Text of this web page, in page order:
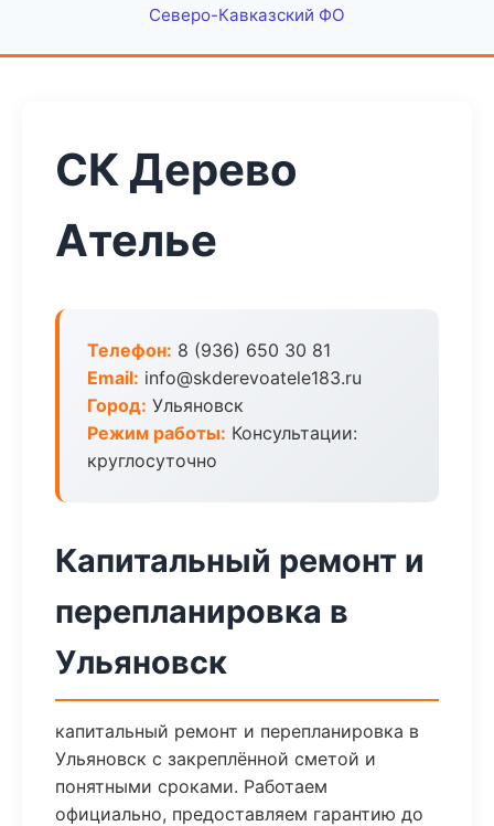
Северо-Кавказский ФО
СК Дерево
Ателье
Телефон: 8 (936) 650 30 81
Email: info@skderevoatele183.ru
Город: Ульяновск
Режим работы: Консультации:
круглосуточно
Капитальный ремонт и
перепланировка в
Ульяновск
капитальный ремонт и перепланировка в
Ульяновск с закреплённой сметой и
понятными сроками. Работаем
официально, предоставляем гарантию до